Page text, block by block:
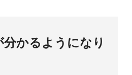
かるようになり